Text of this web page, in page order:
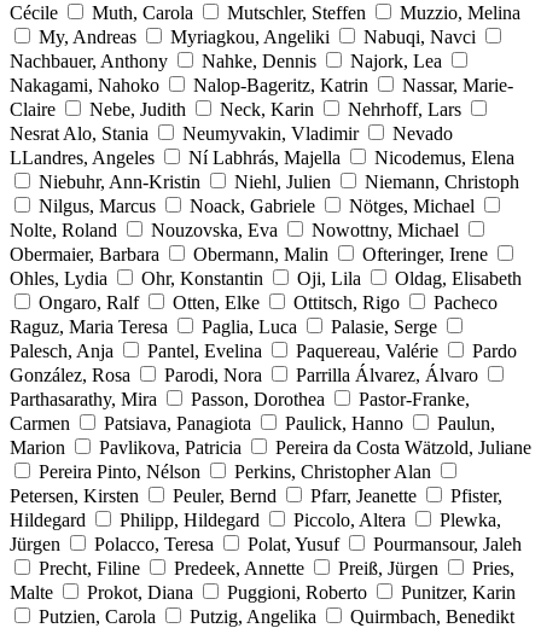
Cécile
Muth, Carola Mutschler, Steffen
Muzzio, Melina
My, Andreas
Myriagkou, Angeliki
Nabuqi, Navci
Nachbauer, Anthony
Nahke, Dennis
Najork, Lea
Nakagami, Nahoko
Nalop-Bageritz, Katrin
Nassar, Marie-
Claire
Nebe, Judith Neck, Karin
Nehrhoff, Lars
Nesrat Alo, Stania
Neumyvakin, Vladimir
Nevado
LLandres, Angeles
Ní Labhrás, Majella
Nicodemus, Elena
Niebuhr, Ann-Kristin
Niehl, Julien
Niemann, Christoph
Nilgus, Marcus
Noack, Gabriele
Nötges, Michael
Nolte, Roland
Nouzovska, Eva
Nowottny, Michael
Obermaier, Barbara
Obermann, Malin
Ofteringer, Irene
Ohles, Lydia
Ohr, Konstantin Oji, Lila
Oldag, Elisabeth
Ongaro, Ralf
Otten, Elke Ottitsch, Rigo
Pacheco
Raguz, Maria Teresa
Paglia, Luca
Palasie, Serge
Palesch, Anja
Pantel, Evelina Paquereau, Valérie
Pardo
González, Rosa
Parodi, Nora
Parrilla Álvarez, Álvaro
Parthasarathy, Mira
Passon, Dorothea
Pastor-Franke,
Carmen
Patsiava, Panagiota Paulick, Hanno
Paulun,
Marion
Pavlikova, Patricia
Pereira da Costa Wätzold, Juliane
Pereira Pinto, Nélson
Perkins, Christopher Alan
Petersen, Kirsten
Peuler, Bernd Pfarr, Jeanette
Pfister,
Hildegard
Philipp, Hildegard Piccolo, Altera
Plewka,
Jürgen
Polacco, Teresa Polat, Yusuf
Pourmansour, Jaleh
Precht, Filine
Predeek, Annette Preiß, Jürgen
Pries,
Malte
Prokot, Diana Puggioni, Roberto
Punitzer, Karin
Putzien, Carola
Putzig, Angelika
Quirmbach, Benedikt